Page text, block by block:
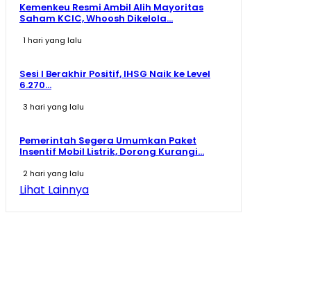
Kemenkeu Resmi Ambil Alih Mayoritas
Saham KCIC, Whoosh Dikelola...
1 hari yang lalu
Sesi I Berakhir Positif, IHSG Naik ke Level
6.270...
3 hari yang lalu
Pemerintah Segera Umumkan Paket
Insentif Mobil Listrik, Dorong Kurangi...
2 hari yang lalu
Lihat Lainnya